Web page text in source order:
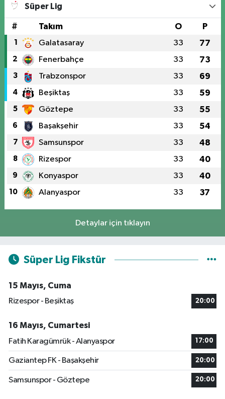
Süper Lig
# Takım O P
1 Galatasaray 33 77
2 Fenerbahçe 33 73
3 Trabzonspor 33 69
4 Beşiktaş 33 59
5 Göztepe 33 55
6 Başakşehir 33 54
7 Samsunspor 33 48
8 Rizespor 33 40
9 Konyaspor 33 40
10 Alanyaspor 33 37
Detaylar için tıklayın
Süper Lig Fikstür
15 Mayıs, Cuma
Rizespor - Beşiktaş
20:00
16 Mayıs, Cumartesi
Fatih Karagümrük - Alanyaspor
17:00
Gaziantep FK - Başakşehir 20:00
Samsunspor - Göztepe 20:00